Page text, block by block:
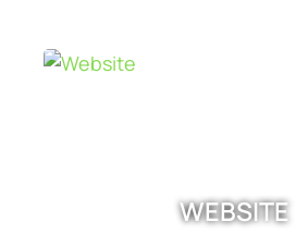
WEBSITE